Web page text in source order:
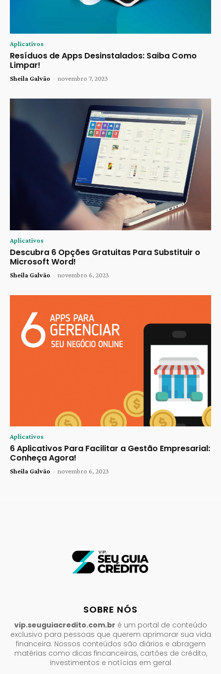
Aplicativos
Resíduos de Apps Desinstalados: Saiba Como
Limpar!
Sheila Galvão - novembro 7, 2023
Aplicativos
Descubra 6 Opções Gratuitas Para Substituir o
Microsoft Word!
Sheila Galvão - novembro 6, 2023
Aplicativos
6 Aplicativos Para Facilitar a Gestão Empresarial:
Conheça Agora!
Sheila Galvão - novembro 6, 2023
SOBRE NÓS
vip.seuguiacredito.com.br é um portal de conteúdo
exclusivo para pessoas que querem aprimorar sua vida
financeira. Nossos conteúdos são diários e abragem
matérias como dicas fincanceiras, cartões de crédito,
investimentos e notícias em geral